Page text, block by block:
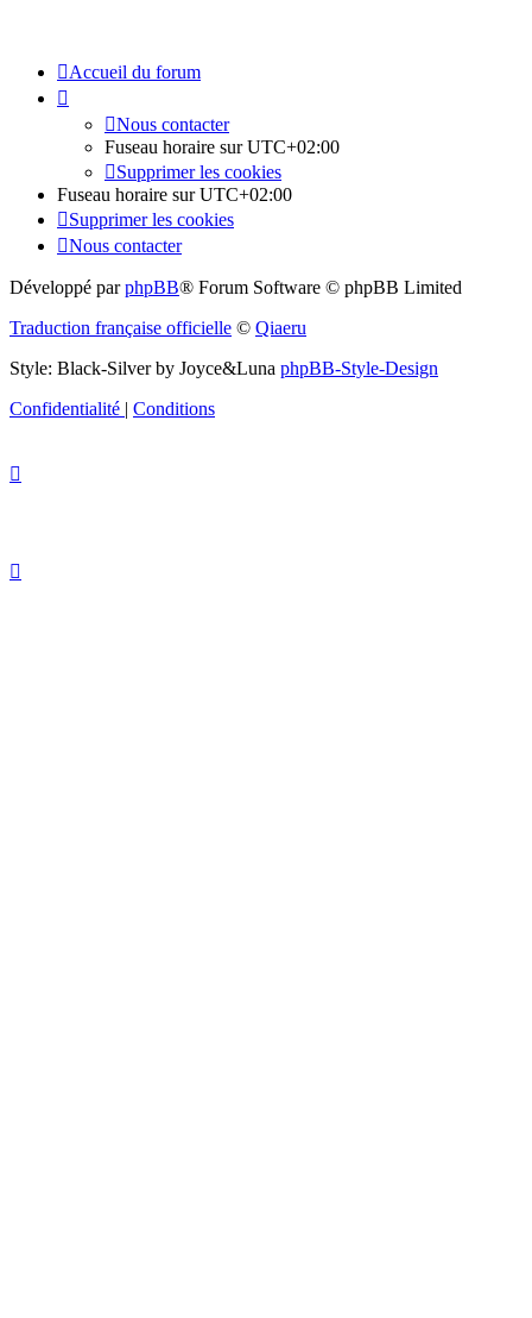
Accueil du forum
Nous contacter
Fuseau horaire surUTC+02:00
Supprimer les cookies
Fuseau horaire surUTC+02:00
Supprimer les cookies
Nous contacter
Développé parphpBB® Forum Software © phpBB Limited
Traduction française officielle © Qiaeru
Style: Black-Silver by Joyce&Luna phpBB-Style-Design
Confidentialité | Conditions